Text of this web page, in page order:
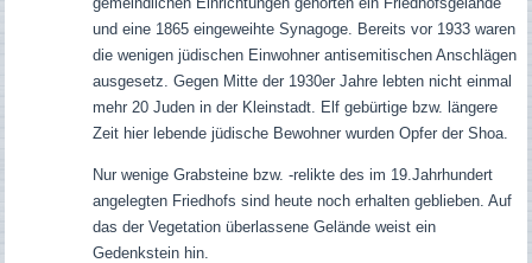
und eine 1865 eingeweihte Synagoge. Bereits vor 1933 waren
die wenigen jüdischen Einwohner antisemitischen Anschlägen
ausgesetz. Gegen Mitte der 1930er Jahre lebten nicht einmal
mehr 20 Juden in der Kleinstadt. Elf gebürtige bzw. längere
Zeit hier lebende jüdische Bewohner wurden Opfer der Shoa.
Nur wenige Grabsteine bzw. -relikte des im 19.Jahrhundert
angelegten Friedhofs sind heute noch erhalten geblieben. Auf
das der Vegetation überlassene Gelände weist ein
Gedenkstein hin.